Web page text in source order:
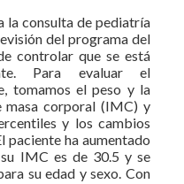
la consulta de pediatría
del programa del
controlar que se está
Para evaluar el
tomamos el peso y la
masa corporal (IMC) y
y los cambios
paciente ha aumentado
IMC es de 30.5 y se
su edad y sexo. Con